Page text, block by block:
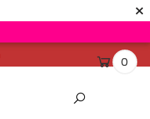
×
0